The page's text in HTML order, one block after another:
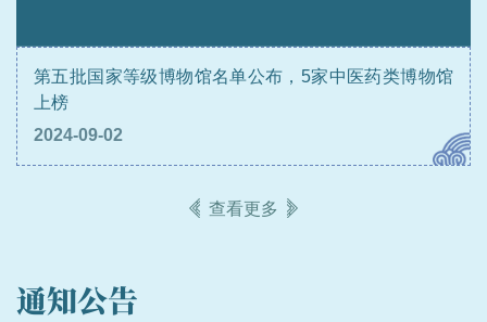
第五批国家等级博物馆名单公布，5家中医药类博物馆
上榜
2024-09-02
查看更多
《中医药藏品分类及代码》国家标准获批立项
2026-07-04
通知公告